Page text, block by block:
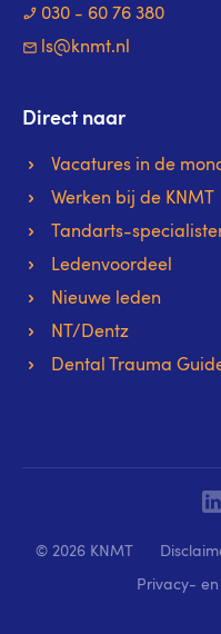
030 - 60 76 380
ls@knmt.nl
Direct naar
Vacatures in de
Werken bij de KNMT
Tandarts-
Ledenvoordeel
Nieuwe leden
NT/Dentz
Dental Trauma
© 2026 KNMT
Privacy-